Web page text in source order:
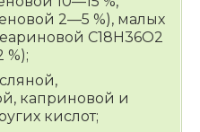
2—5 %), малых
C18H36O2
%);
каприновой и
кислот;